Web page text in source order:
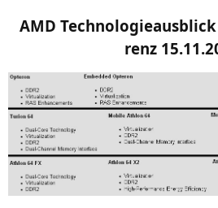
AMD
renz